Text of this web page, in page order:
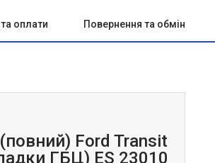
оплати Повернення та обмін
Ford Transit
ГБЦ) ES 23010